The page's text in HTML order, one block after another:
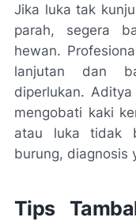
Jika luka tak
parah, segera
hewan.
lanjutan dan
diperlukan.
mengobati kaki
atau luka tidak
burung, diagnosis
Tips